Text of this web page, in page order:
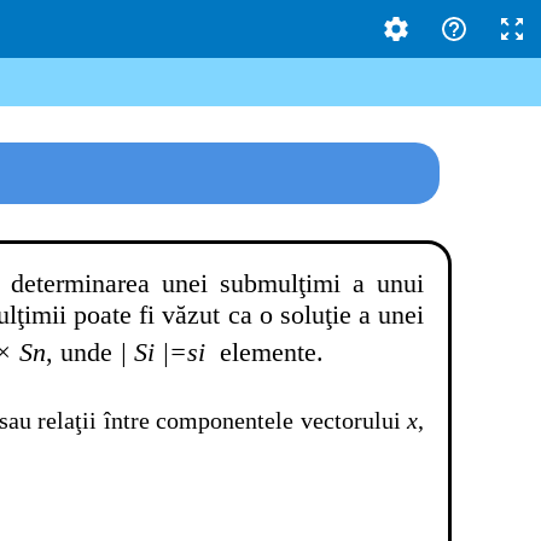
unei submulţimi a unui
poate fi văzut ca o soluţie a unei
Sn, unde | Si |=si elemente.
relaţii între componentele vectorului x,